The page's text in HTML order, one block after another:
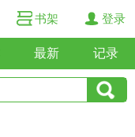
书架 登录
最新 记录